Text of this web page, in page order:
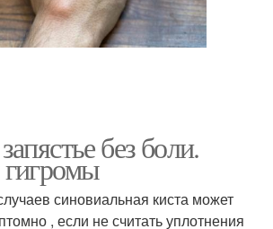
без боли.
синовиальная киста может
, если не считать уплотнения